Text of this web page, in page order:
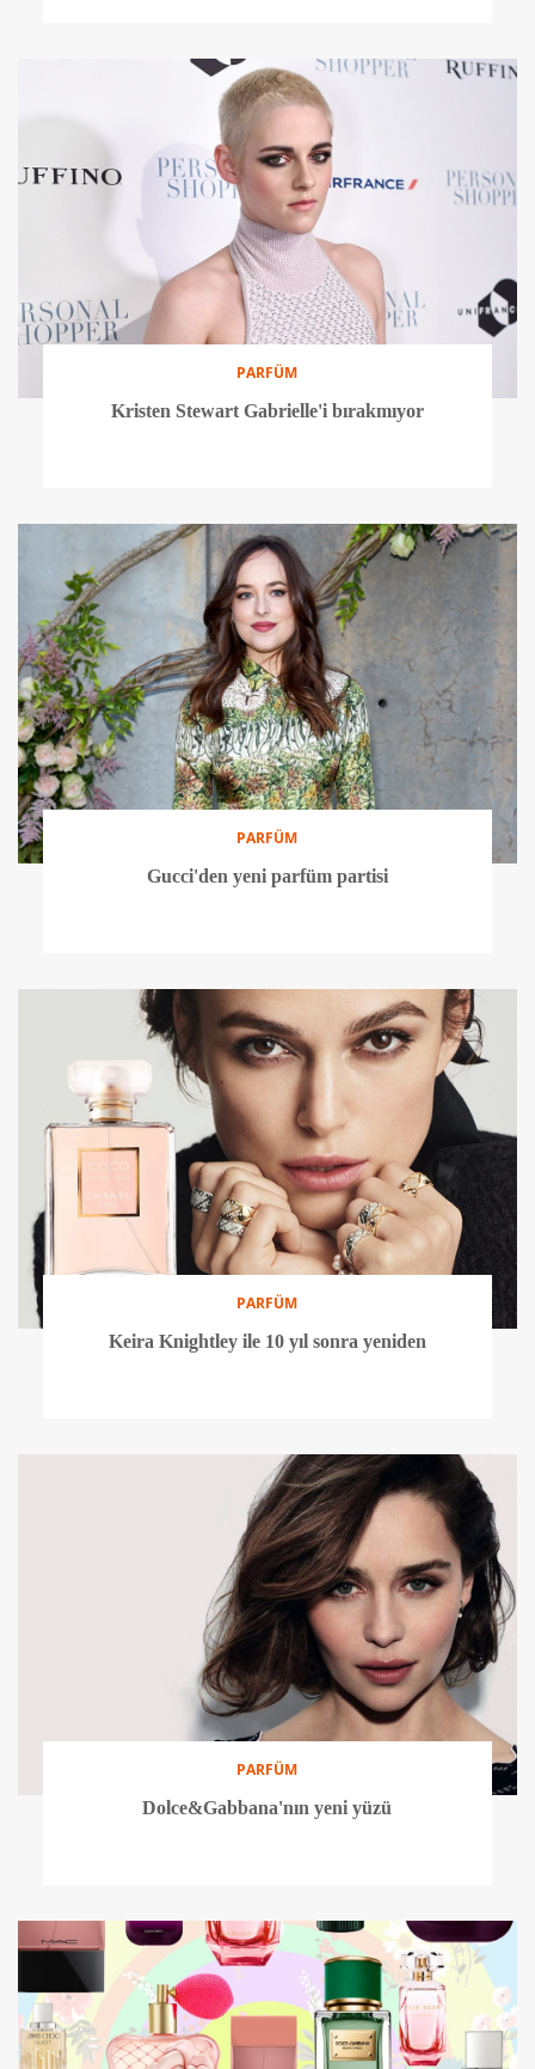
PARFÜM
Kristen Stewart Gabrielle'i bırakmıyor
PARFÜM
Gucci'den yeni parfüm partisi
PARFÜM
Keira Knightley ile 10 yıl sonra yeniden
PARFÜM
Dolce&Gabbana'nın yeni yüzü